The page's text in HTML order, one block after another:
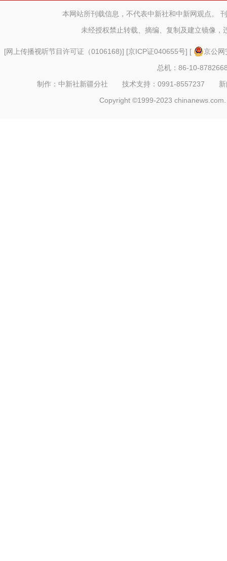
所合作
本网站所刊载信息，不代表中新社和中新网观点。
未经授权禁止转载、摘编、复制及建立镜像，
[网上传播视听节目许可证（0106168)] [京ICP证040655号] [
京公
总机：86-10-
制作：中新社新疆分社 技术支持：0991-8557237
Copyright ©1999-2023